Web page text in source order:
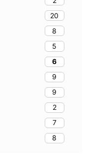
20
8
5
6
9
9
2
7
8